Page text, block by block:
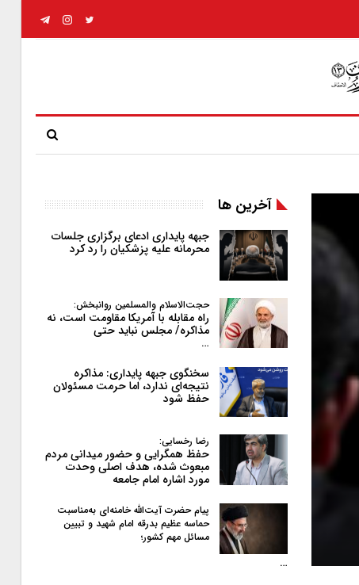
آخرین ها
جبهه پایداری ادعای برگزاری جلسات
محرمانه علیه پزشکیان را رد کرد
حجت‌الاسلام والمسلمین روانبخش:
راه مقابله با آمریکا مقاومت است، نه
مذاکره/ مجلس نباید حتی
…
سخنگوی جبهه پایداری: مذاکره
نتیجه‌ای ندارد، اما حرمت مسئولان
حفظ شود
رضا رخسایی:
حفظ همگرایی و حضور میدانی مردم
مبعوث شده، هدف اصلی وحدت
مورد اشاره امام جامعه
پیام حضرت آیت‌الله خامنه‌ای به‌مناسبت
حماسه عظیم بدرقه امام شهید و تبیین
مسائل مهم کشور؛
…